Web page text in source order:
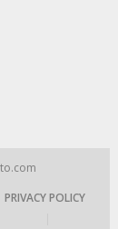
PRIVACY POLICY